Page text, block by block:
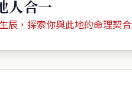
人合一
辰，探索你與此地的命理契合